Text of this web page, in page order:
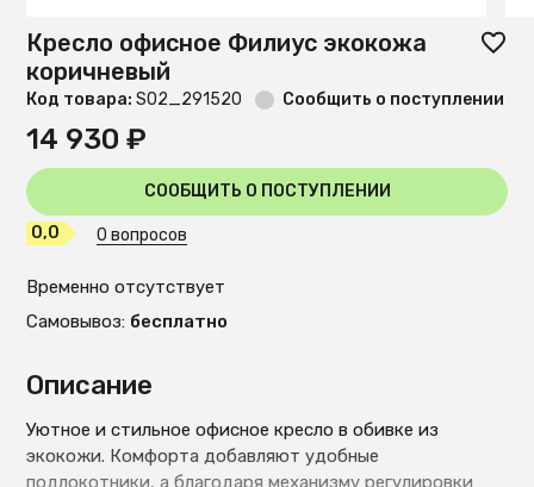
Описание
Уютное и стильное офисное кресло в обивке из
экокожи. Комфорта добавляют удобные
подлокотники, а благодаря механизму регулировки
Кресло офисное Филиус экокожа
коричневый
Код товара: S02_291520 Сообщить о поступлении
14 930 ₽
СООБЩИТЬ О ПОСТУПЛЕНИИ
0,0 0 вопросов
Временно отсутствует
Самовывоз: бесплатно